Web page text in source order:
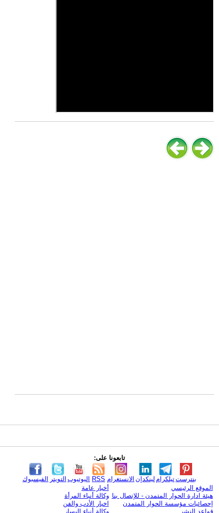
تابعونا على:
الفيسبوك التويتر اليوتيوب RSS الانستغرام لينكدإن تيلكرامبنترست
الموقع الرئيسي
هيئة ادارة الحوار المتمدن - للإتصال بنا
إحصائيات مؤسسة الحوار المتمدن
قواعد النشر
أخبار عامة
وكالة أنباء المرأة
اخبار الأدب والفن
وكالة أنباء اليسار